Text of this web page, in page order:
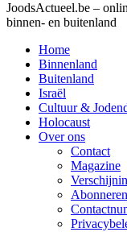
JoodsActueel.be –
binnen- en buitenland
Home
Binnenland
Buitenland
Israël
Cultuur &
Holocaust
Over ons
Contact
Magazine
Abonneren